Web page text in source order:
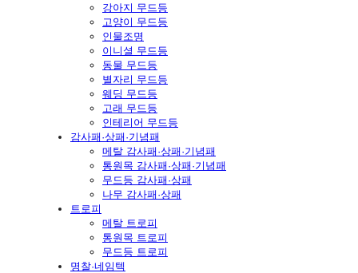
강아지 무드등
고양이 무드등
인물조명
이니셜 무드등
동물 무드등
별자리 무드등
웨딩 무드등
고래 무드등
인테리어 무드등
감사패·상패·기념패
메탈 감사패·상패·기념패
통원목 감사패·상패·기념패
무드등 감사패·상패
나무 감사패·상패
트로피
메탈 트로피
통원목 트로피
무드등 트로피
명찰·네임텍